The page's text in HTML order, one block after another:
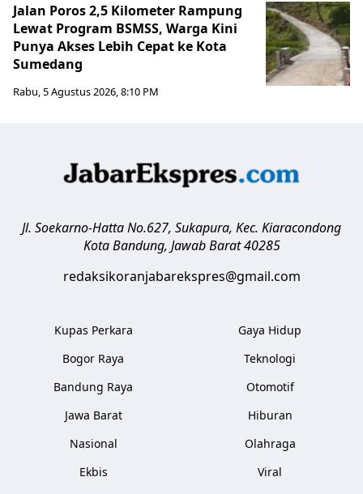
Jalan Poros 2,5 Kilometer Rampung
Lewat Program BSMSS, Warga Kini
Punya Akses Lebih Cepat ke Kota
Sumedang
Rabu, 5 Agustus 2026, 8:10 PM
Jl. Soekarno-Hatta No.627, Sukapura, Kec. Kiaracondong
Kota Bandung, Jawab Barat 40285
redaksikoranjabarekspres@gmail.com
Kupas Perkara
Bogor Raya
Bandung Raya
Jawa Barat
Nasional
Ekbis
Gaya Hidup
Teknologi
Otomotif
Hiburan
Olahraga
Viral